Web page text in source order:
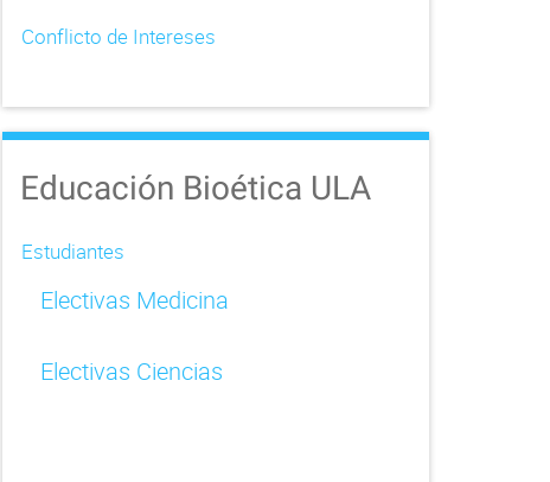
Conflicto de Intereses
Educación Bioética ULA
Estudiantes
Electivas Medicina
Electivas Ciencias